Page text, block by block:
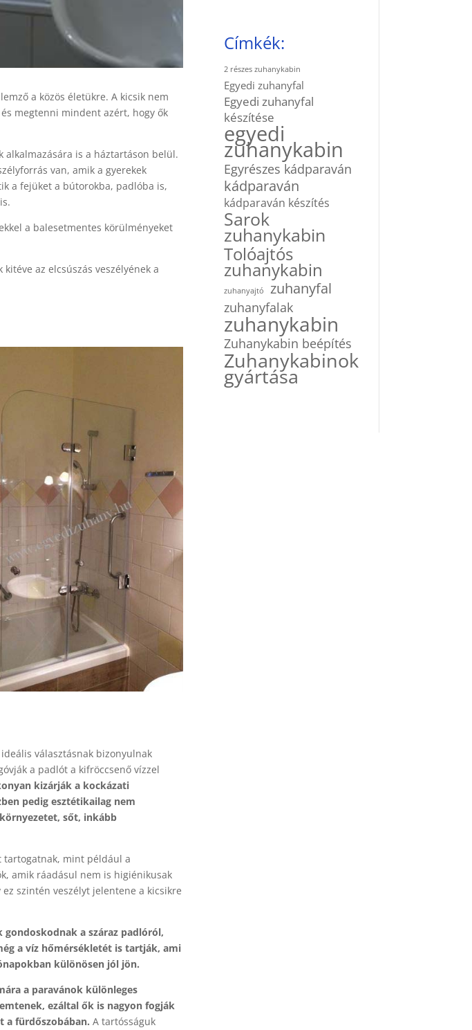
a közös életükre. A kicsik nem
megtenni mindent azért, hogy ők
alkalmazására is a háztartáson belül.
van, amik a gyerekek
a fejüket a bútorokba, padlóba is,
a balesetmentes körülményeket
az elcsúszás veszélyének a
választásnak bizonyulnak
a padlót a kifröccsenő vízzel
kizárják a kockázati
pedig esztétikailag nem
sőt, inkább
tartogatnak, mint például a
amik ráadásul nem is higiénikusak
szintén veszélyt jelentene a kicsikre
gondoskodnak a száraz padlóról,
a víz hőmérsékletét is tartják, ami
különösen jól jön.
a paravánok különleges
ezáltal ők is nagyon fogják
a fürdőszobában. A tartósságuk
Címkék:
2 részes zuhanykabin
Egyedi zuhanyfal
Egyedi zuhanyfal
készítése
egyedi
zuhanykabin
Egyrészes kádparaván
kádparaván
kádparaván készítés
Sarok
zuhanykabin
Tolóajtós
zuhanykabin
zuhanyajtó zuhanyfal
zuhanyfalak
zuhanykabin
Zuhanykabin beépítés
Zuhanykabinok
gyártása